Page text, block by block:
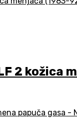
2 kožica